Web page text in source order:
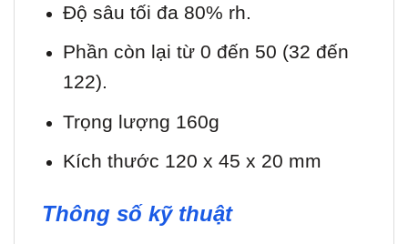
Độ sâu tối đa 80% rh.
Phần còn lại từ 0 đến 50 (32 đến
122).
Trọng lượng 160g
Kích thước 120 x 45 x 20 mm
Thông số kỹ thuật